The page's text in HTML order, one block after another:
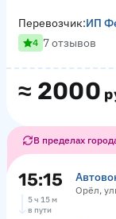
≈ 2000
Перевозчик:ИП
4 7 отзывов
В пределах
15:15 Орёл,
5 ч 15 м
в пути